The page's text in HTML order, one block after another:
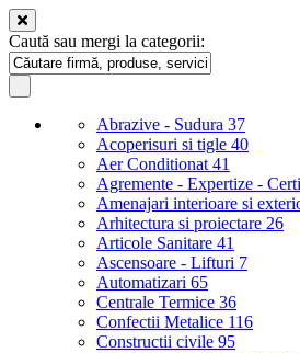
Caută sau mergi la categorii:
Abrazive - Sudura 37
Acoperisuri si tigle 40
Aer Conditionat 41
Agremente - Expertize -
Amenajari interioare si
Arhitectura si proiectare 26
Articole Sanitare 41
Ascensoare - Lifturi 7
Automatizari 65
Centrale Termice 36
Confectii Metalice 116
Constructii civile 95